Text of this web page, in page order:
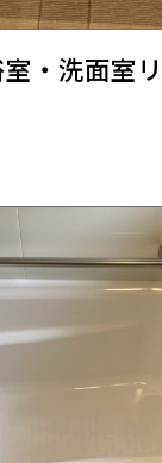
室・洗面室